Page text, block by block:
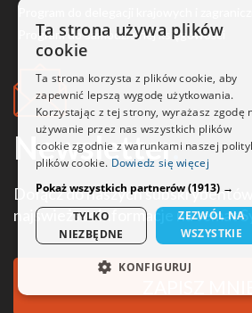
Program do delegacji krajowych i
Program do samodzielnej księgowości
Newsletter.
Dołącz do naszych
najświeższe informacje na temat
Ta strona używa plików
cookie
Ta strona korzysta z plików cookie, aby
zapewnić lepszą wygodę użytkowania.
Korzystając z tej strony, wyrażasz zgodę
używanie przez nas wszystkich plików
cookie zgodnie z warunkami naszej
plików cookie. Dowiedz się więcej
Pokaż wszystkich partnerów(1913) →
ZEZWÓL NA
WSZYSTKIE
TYLKO
NIEZBĘDNE
KONFIGURUJ
NIEZBĘDNE